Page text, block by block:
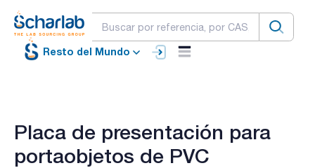
Resto del Mundo
Placa de presentación para
portaobjetos de PVC